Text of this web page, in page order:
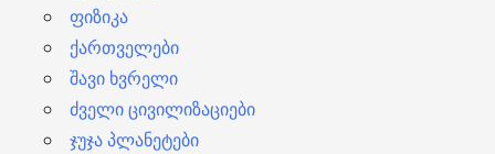
ფიზიკა
ქართველები
შავი ხვრელი
ძველი ცივილიზაციები
ჯუჯა პლანეტები